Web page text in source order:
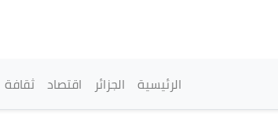
القائمة الرئيسية
الرئيسية الجزائر اقتصاد ثقافة